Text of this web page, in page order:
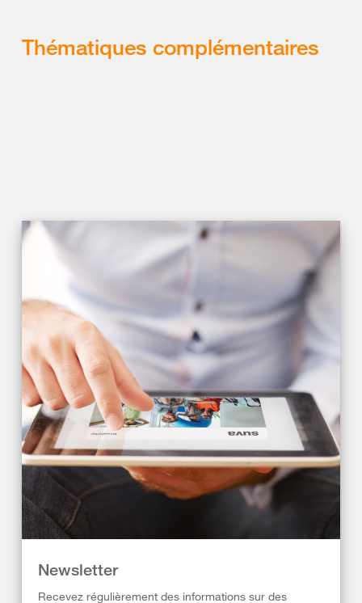
Thématiques complémentaires
Newsletter
Recevez régulièrement des informations sur des